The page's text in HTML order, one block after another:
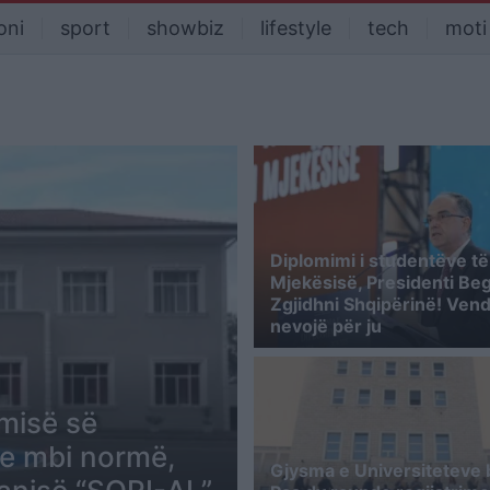
sport showbiz lifestyle tech moti
së
mbi normë,
Diplomimi i studentëve të
Mjekësisë, Presidenti
Zgjidhni Shqipërinë!
nevojë për ju
Gjysma e Universiteteve